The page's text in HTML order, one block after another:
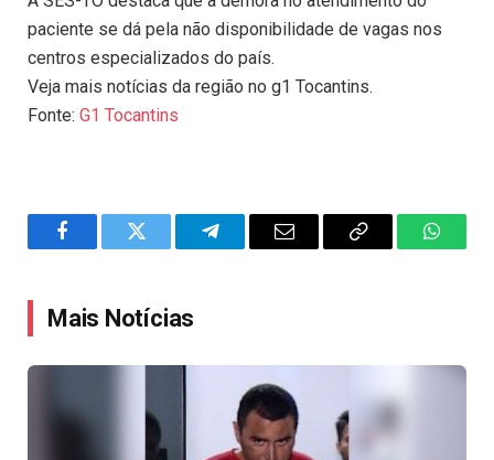
paciente se dá pela não disponibilidade de vagas nos
centros especializados do país.
Veja mais notícias da região no g1 Tocantins.
Fonte: G1 Tocantins
FacebookTwitter TelegramEmail
Copy
Mais Notícias